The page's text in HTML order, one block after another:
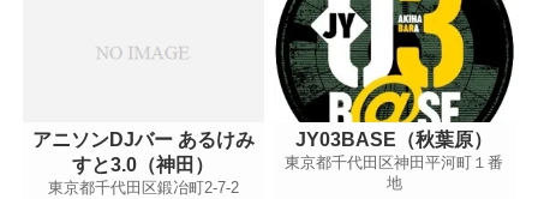
アニソンDJバー あるけみ
すと3.0（神田）
東京都千代田区鍛冶町2-7-2
JY03BASE（秋葉原）
東京都千代田区神田平河町１番
地